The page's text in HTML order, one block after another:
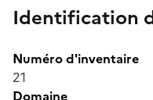
Identification
Numéro d'inventaire
21
Domaine